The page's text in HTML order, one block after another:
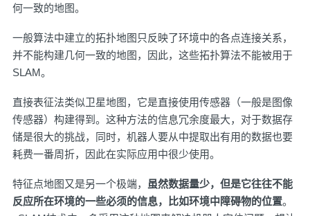
何一致的地图。
一般算法中建立的拓扑地图只反映了环境中的各点连接关系，
并不能构建几何一致的地图，因此，这些拓扑算法不能被用于
SLAM。
直接表征法类似卫星地图，它是直接使用传感器（一般是图像
传感器）构建得到。这种方法的信息冗余度最大，对于数据存
储是很大的挑战，同时，机器人要从中提取出有用的数据也要
耗费一番周折，因此在实际应用中很少使用。
特征点地图又是另一个极端，
虽然数据量少，但是它往往不能
反应所在环境的一些必须的信息，比如环境中障碍物的位置。